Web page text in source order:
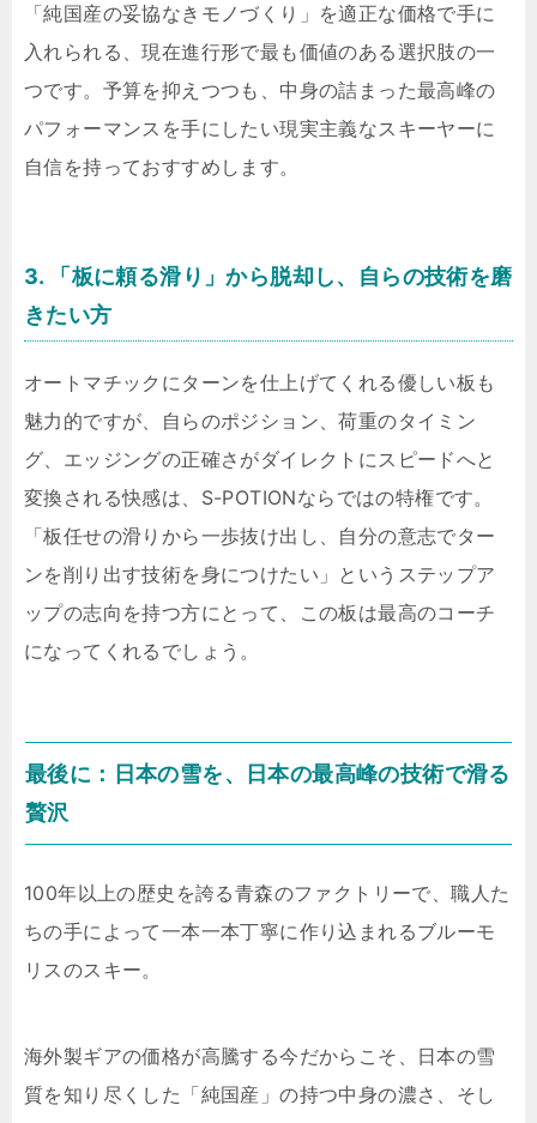
「純国産の妥協なきモノづくり」を適正な価格で手に
入れられる、現在進行形で最も価値のある選択肢の一
つです。予算を抑えつつも、中身の詰まった最高峰の
パフォーマンスを手にしたい現実主義なスキーヤーに
自信を持っておすすめします。
3. 「板に頼る滑り」から脱却し、自らの技術を磨
きたい方
オートマチックにターンを仕上げてくれる優しい板も
魅力的ですが、自らのポジション、荷重のタイミン
グ、エッジングの正確さがダイレクトにスピードへと
変換される快感は、S-POTIONならではの特権です。
「板任せの滑りから一歩抜け出し、自分の意志でター
ンを削り出す技術を身につけたい」というステップア
ップの志向を持つ方にとって、この板は最高のコーチ
になってくれるでしょう。
最後に：日本の雪を、日本の最高峰の技術で滑る
贅沢
100年以上の歴史を誇る青森のファクトリーで、職人た
ちの手によって一本一本丁寧に作り込まれるブルーモ
リスのスキー。
海外製ギアの価格が高騰する今だからこそ、日本の雪
質を知り尽くした「純国産」の持つ中身の濃さ、そし